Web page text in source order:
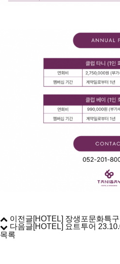
이전글[HOTEL] 장생포문화특
다음글[HOTEL] 요트투어
목록